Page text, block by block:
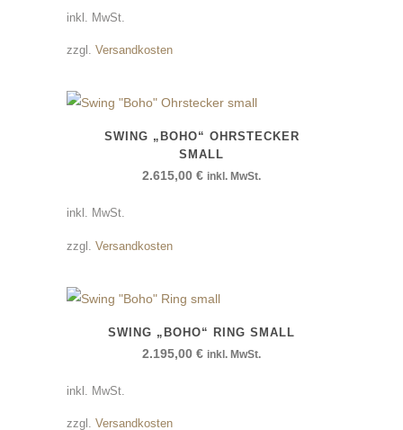
inkl. MwSt.
zzgl. Versandkosten
SWING „BOHO“ OHRSTECKER
SMALL
2.615,00 € inkl. MwSt.
inkl. MwSt.
zzgl. Versandkosten
SWING „BOHO“ RING SMALL
2.195,00 € inkl. MwSt.
inkl. MwSt.
zzgl. Versandkosten